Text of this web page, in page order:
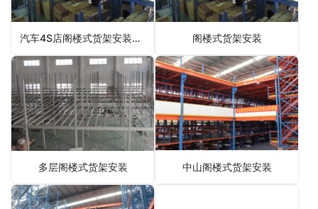
汽车4S店阁楼式货架安装案例 阁楼式货架安装
多层阁楼式货架安装 中山阁楼式货架安装